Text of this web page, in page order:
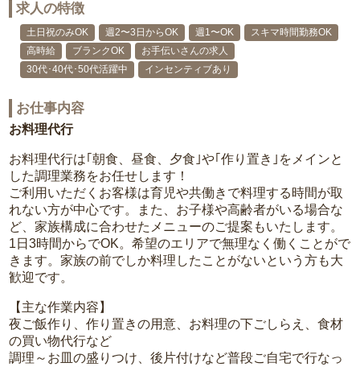
求人の特徴
土日祝のみOK 週2〜3日からOK 週1〜OK
スキマ時間勤務OK
高時給
ブランクOK
お手伝いさんの求人
30代･40代･50代活躍中
インセンティブあり
お仕事内容
お料理代行
お料理代行は｢朝食、昼食、夕食｣や｢作り置き｣をメインと
した調理業務をお任せします！
ご利用いただくお客様は育児や共働きで料理する時間が取
れない方が中心です。また、お子様や高齢者がいる場合な
ど、家族構成に合わせたメニューのご提案もいたします。
1日3時間からでOK。希望のエリアで無理なく働くことがで
きます。家族の前でしか料理したことがないという方も大
歓迎です。
【主な作業内容】
夜ご飯作り、作り置きの用意、お料理の下ごしらえ、食材
の買い物代行など
調理～お皿の盛りつけ、後片付けなど普段ご自宅で行なっ